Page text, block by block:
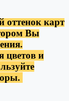
оттенок карт
Вы
цветов и